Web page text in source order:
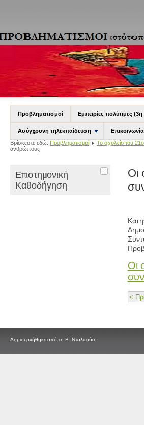
Προβληματισμοί Εμπειρίες πολύτιμες
Ασύγχρονη τηλεκπαίδευση
Επικοινωνία
Βρίσκεστε εδώ: Προβληματισμοί Το σχολείο του
ανθρώπους
Επιστημονική
Καθοδήγηση
Οι
Οι
<
Δημιουργήθηκε από τη Β. Νταλαούτη